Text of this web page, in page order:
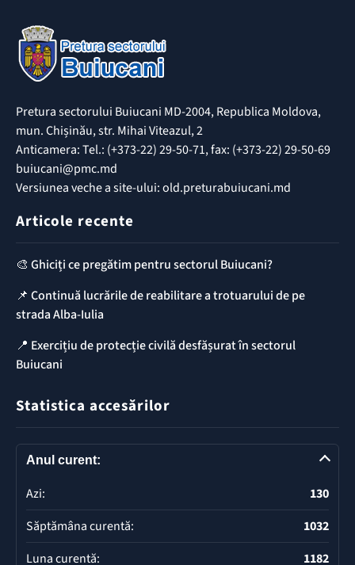
Pretura sectorului Buiucani MD-2004, Republica Moldova,
mun. Chișinău, str. Mihai Viteazul, 2
Anticamera: Tel.: (+373-22) 29-50-71, fax: (+373-22) 29-50-69
buiucani@pmc.md
Versiunea veche a site-ului: old.preturabuiucani.md
Articole recente
🎨 Ghiciți ce pregătim pentru sectorul Buiucani?
📌 Continuă lucrările de reabilitare a trotuarului de pe
strada Alba-Iulia
📍 Exercițiu de protecție civilă desfășurat în sectorul
Buiucani
Statistica accesărilor
Anul curent:
Azi:
130
Săptămâna curentă:
1032
Luna curentă:
1182